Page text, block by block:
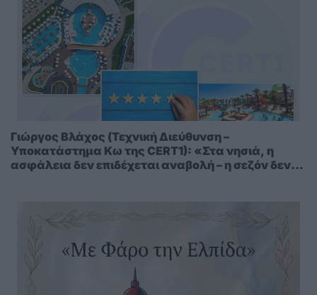
Γιώργος Βλάχος (Τεχνική Διεύθυνση –
Υποκατάστημα Κω της CERT1): «Στα νησιά, η
ασφάλεια δεν επιδέχεται αναβολή – η σεζόν δεν